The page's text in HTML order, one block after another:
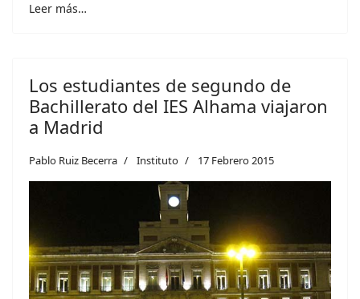
Leer más…
Los estudiantes de segundo de
Bachillerato del IES Alhama viajaron
a Madrid
Pablo Ruiz Becerra Instituto 17 Febrero 2015